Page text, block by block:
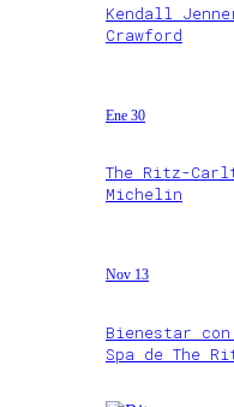
Kendall
Crawford
Ene 30
The Ritz-
Michelin
Nov 13
Bienestar
Spa de The